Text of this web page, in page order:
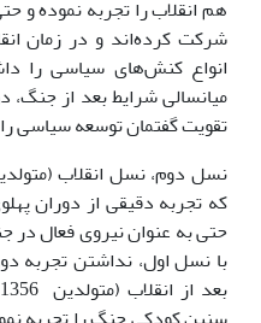
هم انقلاب را تجربه نموده و
شرکت کرده‌اند و در زمان
انواع کنش‌هاى سیاسى را
میانسالى شرایط بعد از جنگ،
تقویت گفتمان توسعه سیاسى
که تجربه دقیقى از دوران
حتى به عنوان نیروى فعال
با نسل اول، نداشتن